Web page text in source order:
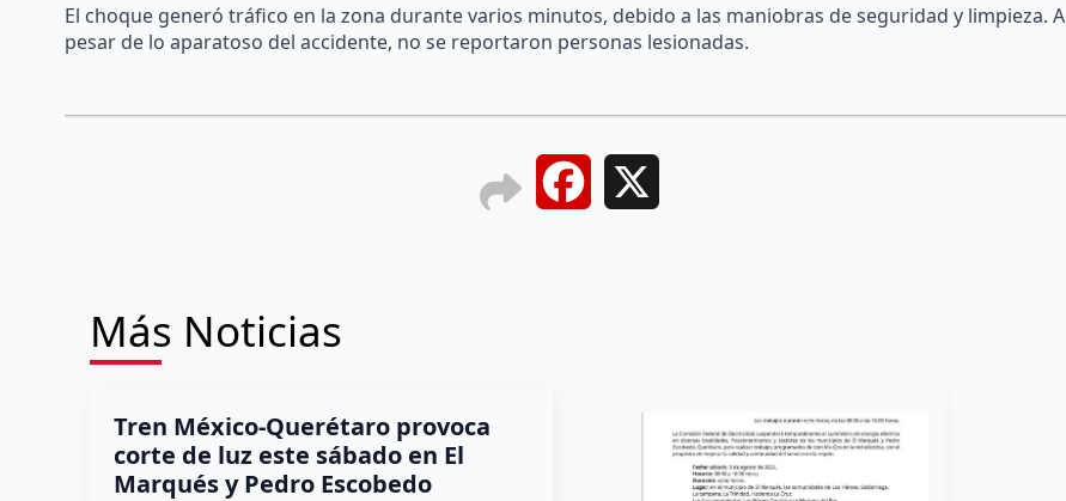
El choque generó tráfico en la zona durante varios minutos, debido a las maniobras de seguridad y limpieza. A
pesar de lo aparatoso del accidente, no se reportaron personas lesionadas.
Facebook
Más Noticias
Tren México-Querétaro provoca
corte de luz este sábado en El
Marqués y Pedro Escobedo